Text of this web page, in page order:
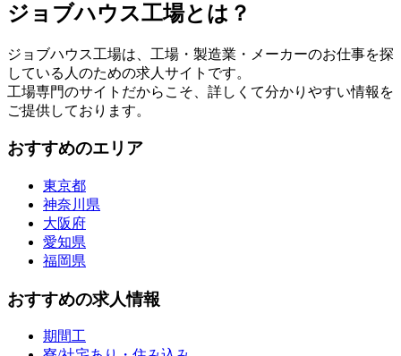
ジョブハウス工場とは？
ジョブハウス工場は、工場・製造業・メーカーのお仕事を探
している人のための求人サイトです。
工場専門のサイトだからこそ、詳しくて分かりやすい情報を
ご提供しております。
おすすめのエリア
東京都
神奈川県
大阪府
愛知県
福岡県
おすすめの求人情報
期間工